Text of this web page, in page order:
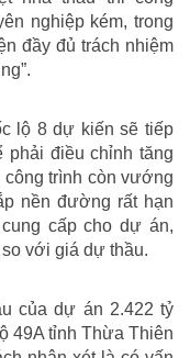
nghiệp kém, trong
đầy đủ trách nhiệm
lộ 8 dự kiến sẽ tiếp
phải điều chỉnh tăng
trình còn vướng
nền đường rất hạn
cấp cho dự án,
với giá dự thầu.
của dự án 2.422 tỷ
49A tỉnh Thừa Thiên